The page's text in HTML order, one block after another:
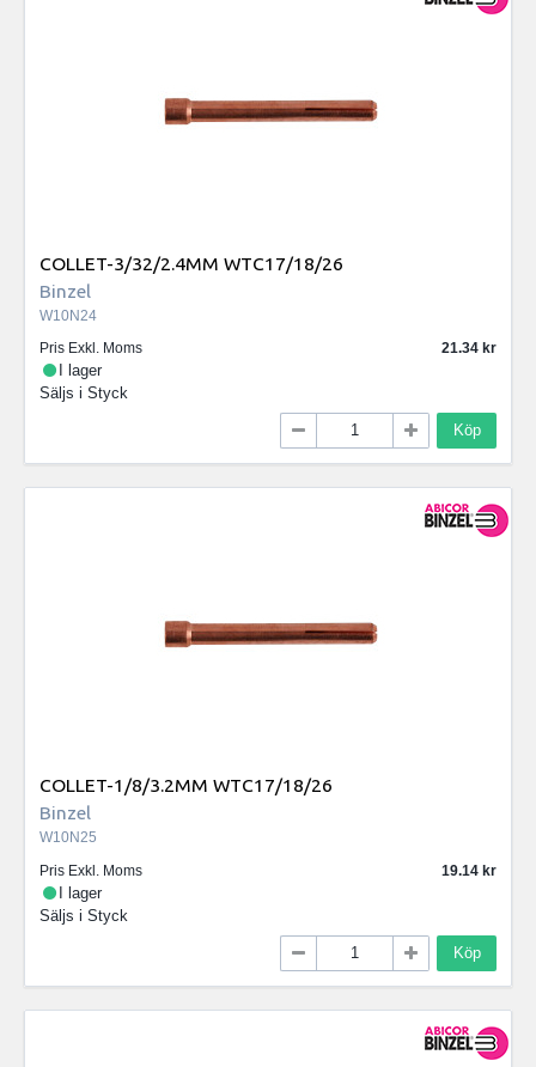
COLLET-3/32/2.4MM WTC17/18/26
Binzel
W10N24
Pris Exkl. Moms
21.34
I lager
Säljs i Styck
Köp
COLLET-1/8/3.2MM WTC17/18/26
Binzel
W10N25
Pris Exkl. Moms
19.14
I lager
Säljs i Styck
Köp